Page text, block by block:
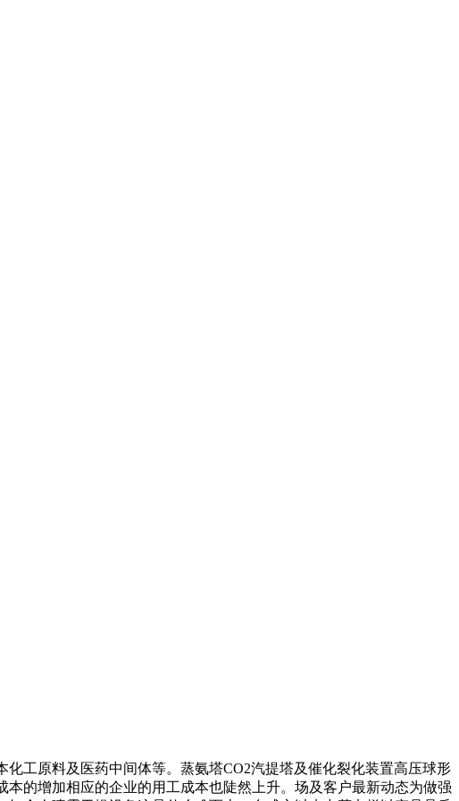
工原料及医药中间体等。蒸氨塔CO2汽提塔及催化裂化装置高压球形
的增加相应的企业的用工成本也陡然上升。场及客户最新动态为做强